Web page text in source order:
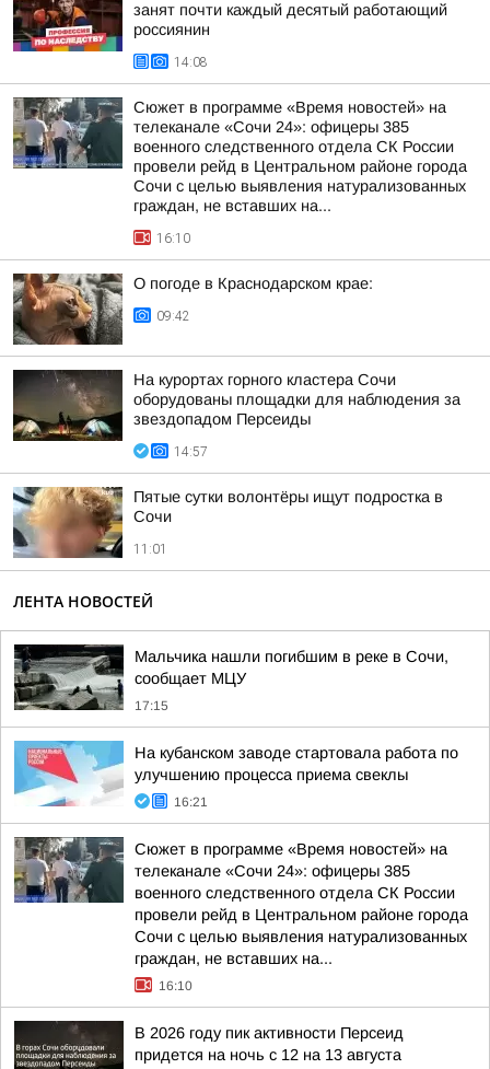
занят почти каждый десятый работающий
россиянин
14:08
Сюжет в программе «Время новостей» на
телеканале «Сочи 24»: офицеры 385
военного следственного отдела СК России
провели рейд в Центральном районе города
Сочи с целью выявления натурализованных
граждан, не вставших на...
16:10
О погоде в Краснодарском крае:
09:42
На курортах горного кластера Сочи
оборудованы площадки для наблюдения за
звездопадом Персеиды
14:57
Пятые сутки волонтёры ищут подростка в
Сочи
11:01
ЛЕНТА НОВОСТЕЙ
Мальчика нашли погибшим в реке в Сочи,
сообщает МЦУ
17:15
На кубанском заводе стартовала работа по
улучшению процесса приема свеклы
16:21
Сюжет в программе «Время новостей» на
телеканале «Сочи 24»: офицеры 385
военного следственного отдела СК России
провели рейд в Центральном районе города
Сочи с целью выявления натурализованных
граждан, не вставших на...
16:10
В 2026 году пик активности Персеид
придется на ночь с 12 на 13 августа